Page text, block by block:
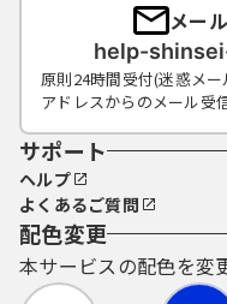
メー
help-
原則24時間受付(迷惑メ
アドレスからのメール受
サポート
ヘルプ
よくあるご質問
配色変更
本サービスの配色を変